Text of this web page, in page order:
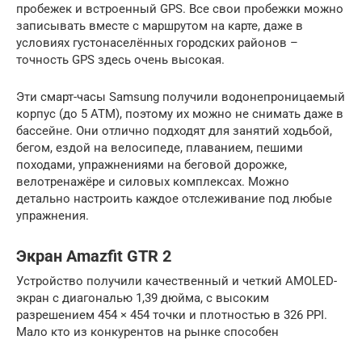
пробежек и встроенный GPS. Все свои пробежки можно
записывать вместе с маршрутом на карте, даже в
условиях густонаселённых городских районов –
точность GPS здесь очень высокая.
Эти смарт-часы Samsung получили водонепроницаемый
корпус (до 5 АТМ), поэтому их можно не снимать даже в
бассейне. Они отлично подходят для занятий ходьбой,
бегом, ездой на велосипеде, плаванием, пешими
походами, упражнениями на беговой дорожке,
велотренажёре и силовых комплексах. Можно
детально настроить каждое отслеживание под любые
упражнения.
Экран Amazfit GTR 2
Устройство получили качественный и четкий AMOLED-
экран с диагональю 1,39 дюйма, с высоким
разрешением 454 × 454 точки и плотностью в 326 PPI.
Мало кто из конкурентов на рынке способен